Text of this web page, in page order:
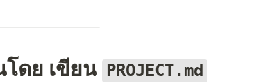
ดย เขียน PROJECT.md